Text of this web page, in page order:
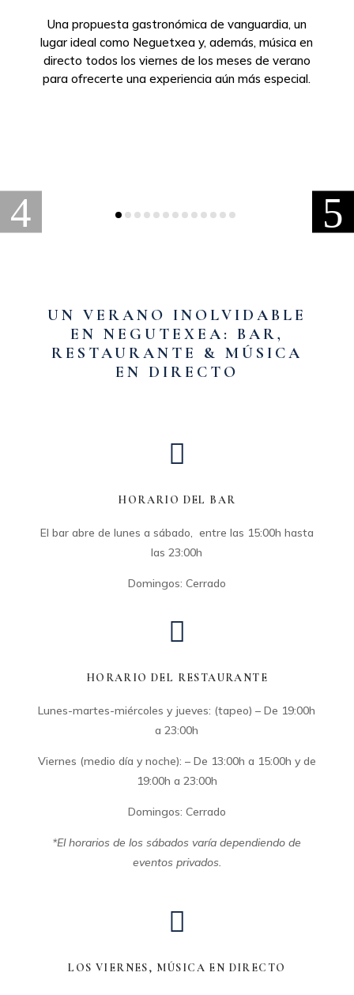
Una propuesta gastronómica de vanguardia, un
lugar ideal como Neguetxea y, además, música en
directo todos los viernes de los meses de verano
para ofrecerte una experiencia aún más especial.
UN VERANO INOLVIDABLE
EN NEGUTEXEA: BAR,
RESTAURANTE & MÚSICA
EN DIRECTO

HORARIO DEL BAR
El bar abre de lunes a sábado, entre las 15:00h hasta
las 23:00h
Domingos: Cerrado

HORARIO DEL RESTAURANTE
Lunes-martes-miércoles y jueves: (tapeo) – De 19:00h
a 23:00h
Viernes (medio día y noche): – De 13:00h a 15:00h y de
19:00h a 23:00h
Domingos: Cerrado
*El horarios de los sábados varía dependiendo de
eventos privados.

LOS VIERNES, MÚSICA EN DIRECTO